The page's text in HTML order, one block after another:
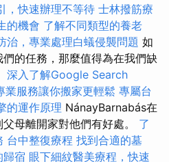
，快速辦理不等待 士林撥筋療
的機會 了解不同類型的養老
治，專業處理白蟻侵襲問題 如
的任務，那麼值得為在我們缺
深入了解Google Search
業服務讓你搬家更輕鬆 專屬台
的運作原理 NánayBarnabás在
母離開家對他們有好處。 了
台中整復療程 找到合適的墓
歸宿 眼下細紋醫美療程，快速